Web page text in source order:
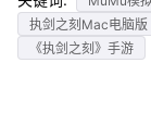
执剑之刻Mac电脑版
《执剑之刻》手游